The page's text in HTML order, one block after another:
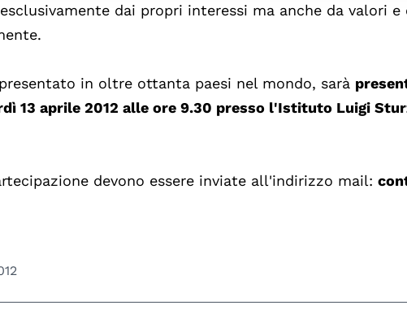
dai propri interessi ma anche da valori
in oltre ottanta paesi nel mondo, sarà
13 aprile 2012 alle ore 9.30 presso l'Istituto Luigi
devono essere inviate all'indirizzo mail: